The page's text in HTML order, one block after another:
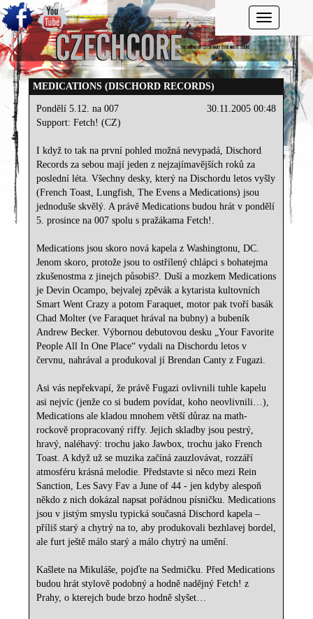
Toggle
MEDICATIONS (DISCHORD RECORDS)
30.11.2005 00:48
Pondělí 5.12. na 007
Support: Fetch! (CZ)
I když to tak na první pohled možná nevypadá, Dischord
Records za sebou mají jeden z nejzajímavějších roků za
poslední léta. Všechny desky, který na Dischordu letos vyšly
(French Toast, Lungfish, The Evens a Medications) jsou
jednoduše skvělý. A právě Medications budou hrát v pondělí
5. prosince na 007 spolu s pražákama Fetch!.
Medications jsou skoro nová kapela z Washingtonu, DC.
Jenom skoro, protože jsou to ostřílený chlápci s bohatejma
zkušenostma z jinejch působiš?. Duší a mozkem Medications
je Devin Ocampo, bejvalej zpěvák a kytarista kultovních
Smart Went Crazy a potom Faraquet, motor pak tvoří basák
Chad Molter (ve Faraquet hrával na bubny) a bubeník
Andrew Becker. Výbornou debutovou desku „Your Favorite
People All In One Place“ vydali na Dischordu letos v
červnu, nahrával a produkoval jí Brendan Canty z Fugazi.
Asi vás nepřekvapí, že právě Fugazi ovlivnili tuhle kapelu
asi nejvíc (jenže co si budem povídat, koho neovlivnili…),
Medications ale kladou mnohem větší důraz na math-
rockově propracovaný riffy. Jejich skladby jsou pestrý,
hravý, naléhavý: trochu jako Jawbox, trochu jako French
Toast. A když už se muzika začíná zauzlovávat, rozzáří
atmosféru krásná melodie. Představte si něco mezi Rein
Sanction, Les Savy Fav a June of 44 - jen kdyby alespoň
někdo z nich dokázal napsat pořádnou písničku. Medications
jsou v jistým smyslu typická současná Dischord kapela –
příliš starý a chytrý na to, aby produkovali bezhlavej bordel,
ale furt ještě málo starý a málo chytrý na umění.
Kašlete na Mikuláše, pojďte na Sedmičku. Před Medications
budou hrát stylově podobný a hodně nadějný Fetch! z
Prahy, o kterejch bude brzo hodně slyšet…